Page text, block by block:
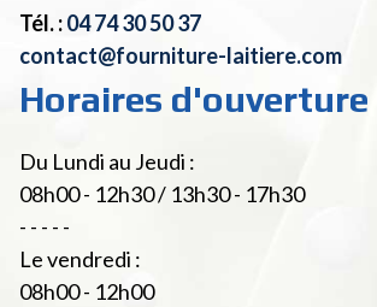
Tél. :04 74 30 50 37
contact@fourniture-laitiere.com
Horaires d'ouverture
Du Lundi au Jeudi :
08h00 - 12h30 / 13h30 - 17h30
- - - - -
Le vendredi :
08h00 - 12h00